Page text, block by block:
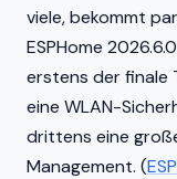
viele, bekommt
ESPHome
erstens der finale
eine WLAN-
drittens eine
Management. (